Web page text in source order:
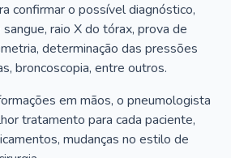
confirmar o possível diagnóstico,
raio X do tórax, prova de
determinação das pressões
broncoscopia, entre outros.
em mãos, o pneumologista
tratamento para cada paciente,
mudanças no estilo de